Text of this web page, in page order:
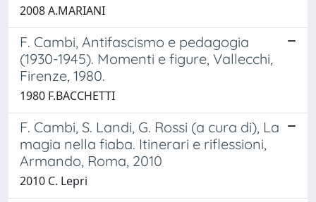
2008 A.MARIANI
F. Cambi, Antifascismo e pedagogia
(1930-1945). Momenti e figure, Vallecchi,
Firenze, 1980.
1980 F.BACCHETTI
F. Cambi, S. Landi, G. Rossi (a cura di), La
magia nella fiaba. Itinerari e riflessioni,
Armando, Roma, 2010
2010 C. Lepri